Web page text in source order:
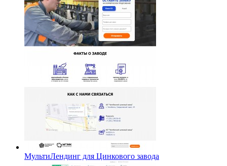
МультиЛендинг для Цинкового завода